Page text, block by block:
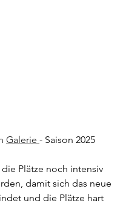
Galerie - Saison 2025
Plätze noch intensiv
damit sich das neue
und die Plätze hart